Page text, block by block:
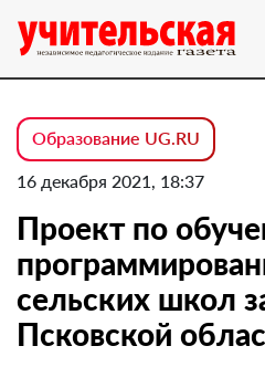
Образование UG.RU
16 декабря 2021, 18:37
Проект по
сельских школ
Псковской